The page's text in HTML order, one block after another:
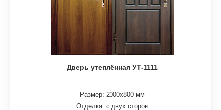
Дверь утеплённая УТ-1111
Размер: 2000х800 мм
Отделка: с двух сторон